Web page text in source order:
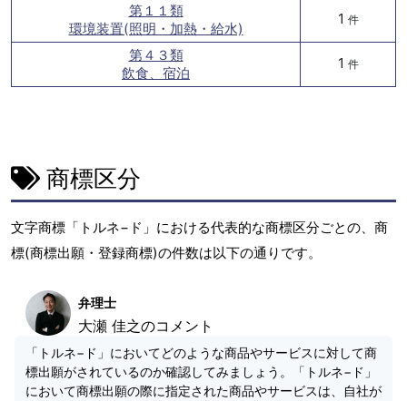
第１１類
環境装置(照明・加熱・給水)
1 件
第４３類
飲食、宿泊
1 件
商標区分
文字商標「トルネ−ド」における代表的な商標区分ごとの、商
標(商標出願・登録商標)の件数は以下の通りです。
弁理士
大瀬 佳之のコメント
「トルネ−ド」においてどのような商品やサービスに対して商
標出願がされているのか確認してみましょう。「トルネ−ド」
において商標出願の際に指定された商品やサービスは、自社が